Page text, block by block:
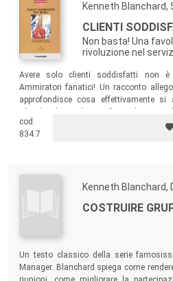
Kenneth Blanchard,
CLIENTI
Non basta! Una
rivoluzione nel
Avere solo clienti soddisfatti non è
Ammiratori fanatici! Un racconto
approfondisce cosa effettivamente
7 milioni di copie!
cod.
834.7
Kenneth Blanchard,
COSTRUIRE
Un testo classico della serie
Manager. Blanchard spiega come